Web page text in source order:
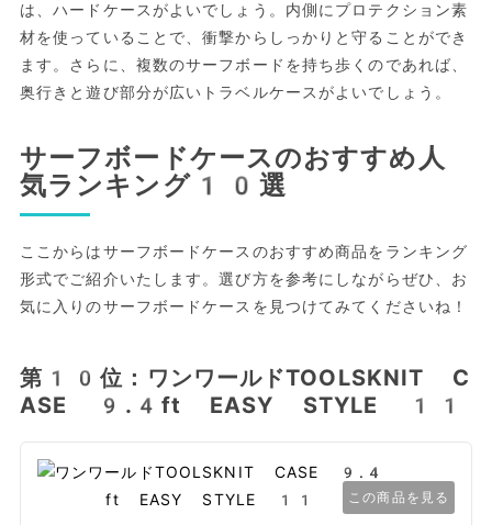
は、ハードケースがよいでしょう。内側にプロテクション素
材を使っていることで、衝撃からしっかりと守ることができ
ます。さらに、複数のサーフボードを持ち歩くのであれば、
奥行きと遊び部分が広いトラベルケースがよいでしょう。
サーフボードケースのおすすめ人
気ランキング10選
ここからはサーフボードケースのおすすめ商品をランキング
形式でご紹介いたします。選び方を参考にしながらぜひ、お
気に入りのサーフボードケースを見つけてみてくださいね！
第10位：ワンワールドTOOLSKNIT C
ASE 9.4ft EASY STYLE 11
この商品を見る